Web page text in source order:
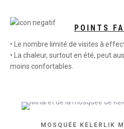
POINTS
• Le nombre limité de visites à
• La chaleur, surtout en été, peut
moins confortables.
MOSQUÉE KELERLIK